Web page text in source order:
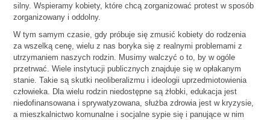
silny. Wspieramy kobiety, które chcą zorganizować protest w sposób
zorganizowany i oddolny.
W tym samym czasie, gdy próbuje się zmusić kobiety do rodzenia
za wszelką cenę, wielu z nas boryka się z realnymi problemami z
utrzymaniem naszych rodzin. Musimy walczyć o to, by w ogóle
przetrwać. Wiele instytucji publicznych znajduje się w opłakanym
stanie. Takie są skutki neoliberalizmu i ideologii uprzedmiotowienia
człowieka. Dla wielu rodzin niedostępne są żłobki, edukacja jest
niedofinansowana i sprywatyzowana, służba zdrowia jest w kryzysie,
a mieszkalnictwo komunalne i socjalne sypie się i panujące w nim